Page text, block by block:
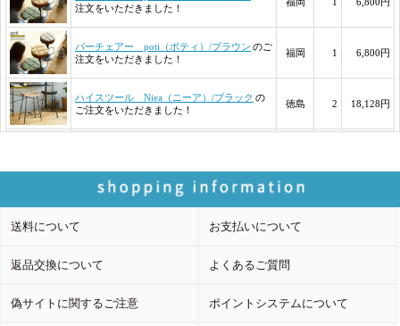
送料について お支払いについて
返品交換について よくあるご質問
偽サイトに関するご注意 ポイントシステムについて